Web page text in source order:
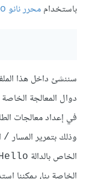
باستخداممحرر نانو nano أو أي محرر آخر تريده
سننشئ داخل هذا
دوال المعالجة
في إعداد معالجات
وذلك بتمرير المسار /
الخاص بالدالة